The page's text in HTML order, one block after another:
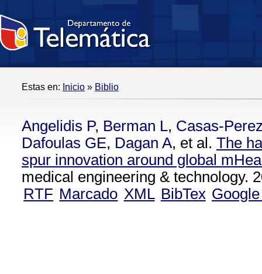
Estas en: Inicio » Biblio
Angelidis P, Berman L, Casas-
Dafoulas GE, Dagan A, et al. The
spur innovation around global
medical engineering & technology.
RTF Marcado XML BibTex